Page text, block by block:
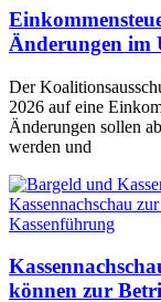
Änderungen im
Der
2026 auf eine
Änderungen sollen
werden und
können zur